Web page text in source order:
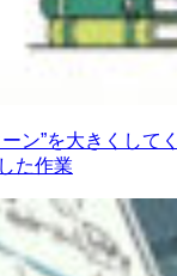
ン”を大きくして
た作業